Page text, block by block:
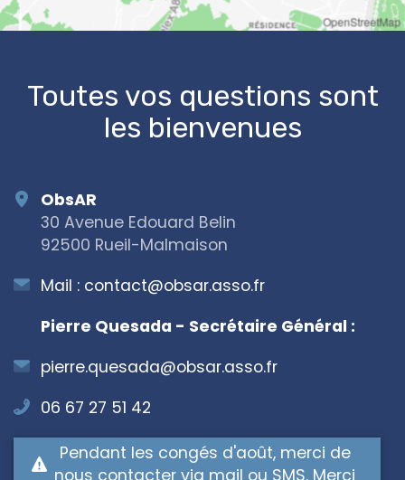
OpenStreetMap
Toutes vos questions sont
les bienvenues
ObsAR
30 Avenue Edouard Belin
92500 Rueil-Malmaison
Mail : contact@obsar.asso.fr
Pierre Quesada - Secrétaire Général :
pierre.quesada@obsar.asso.fr
06 67 27 51 42
Pendant les congés d'août, merci de
nous contacter via mail ou SMS. Merci